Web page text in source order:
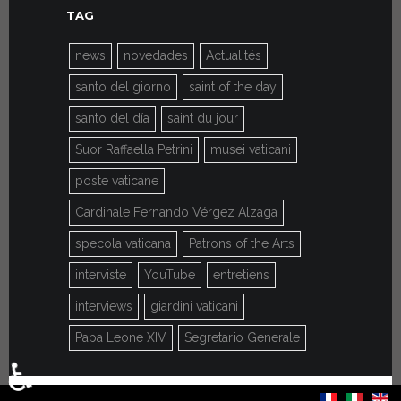
TAG
news novedades Actualités
santo del giorno saint of the day
santo del día saint du jour
Suor Raffaella Petrini musei vaticani
poste vaticane
Cardinale Fernando Vérgez Alzaga
specola vaticana Patrons of the Arts
interviste YouTube entretiens
interviews giardini vaticani
Papa Leone XIV Segretario Generale
Seleccione su idioma